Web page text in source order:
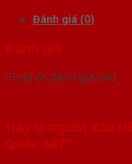
Đánh giá (0)
Đánh giá
Chưa có đánh giá nào.
Hãy là người đầu
Quốc 667”